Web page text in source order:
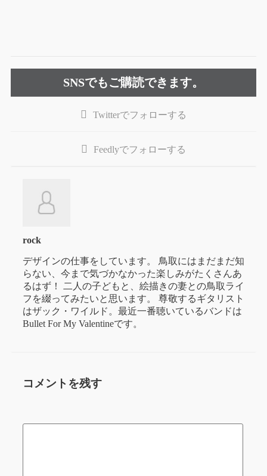
SNSでもご購読できます。
Twitterでフォローする
Feedlyでフォローする
rock
デザインの仕事をしています。 鳥取にはまだまだ知
らない、今まで気づかなかった楽しみがたくさんあ
るはず！ 二人の子どもと、絵描きの妻との鳥取ライ
フを綴ってみたいと思います。 尊敬するギタリスト
はザック・ワイルド。最近一番聴いているバンドは
Bullet For My Valentineです。
コメントを残す